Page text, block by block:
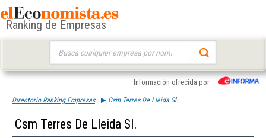
Ranking de Empresas
Información ofrecida por
Directorio Ranking Empresas Csm Terres De Lleida Sl.
Csm Terres De Lleida Sl.